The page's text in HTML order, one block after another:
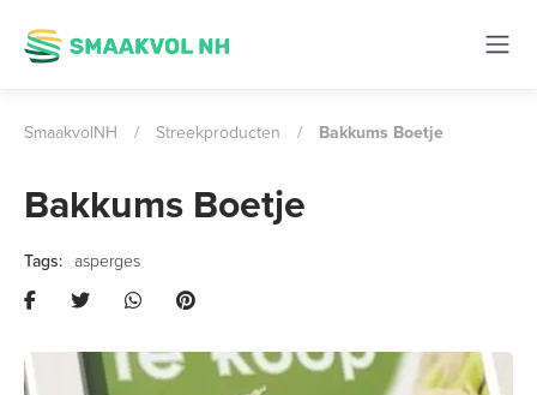
SmaakvolNH / Streekproducten / Bakkums Boetje
Bakkums Boetje
asperges